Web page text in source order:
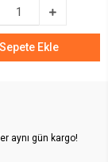
Sepete Ekle
aynı gün kargo!